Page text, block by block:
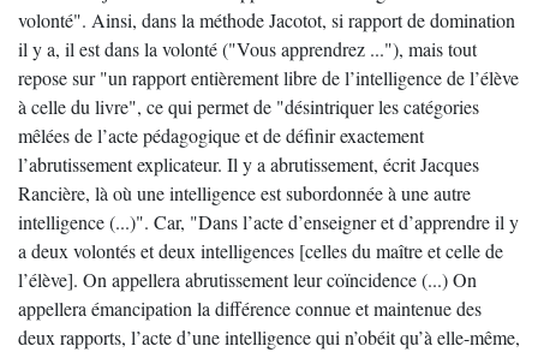
volonté". Ainsi, dans la méthode Jacotot, si rapport de domination
il y a, il est dans la volonté ("Vous apprendrez ..."), mais tout
repose sur "un rapport entièrement libre de l’intelligence de l’élève
à celle du livre", ce qui permet de "désintriquer les catégories
mêlées de l’acte pédagogique et de définir exactement
l’abrutissement explicateur. Il y a abrutissement, écrit Jacques
Rancière, là où une intelligence est subordonnée à une autre
intelligence (...)". Car, "Dans l’acte d’enseigner et d’apprendre il y
a deux volontés et deux intelligences [celles du maître et celle de
l’élève]. On appellera abrutissement leur coïncidence (...) On
appellera émancipation la différence connue et maintenue des
deux rapports, l’acte d’une intelligence qui n’obéit qu’à elle-même,